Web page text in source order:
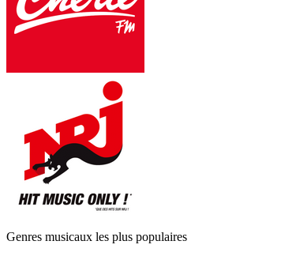
Genres musicaux les plus populaires